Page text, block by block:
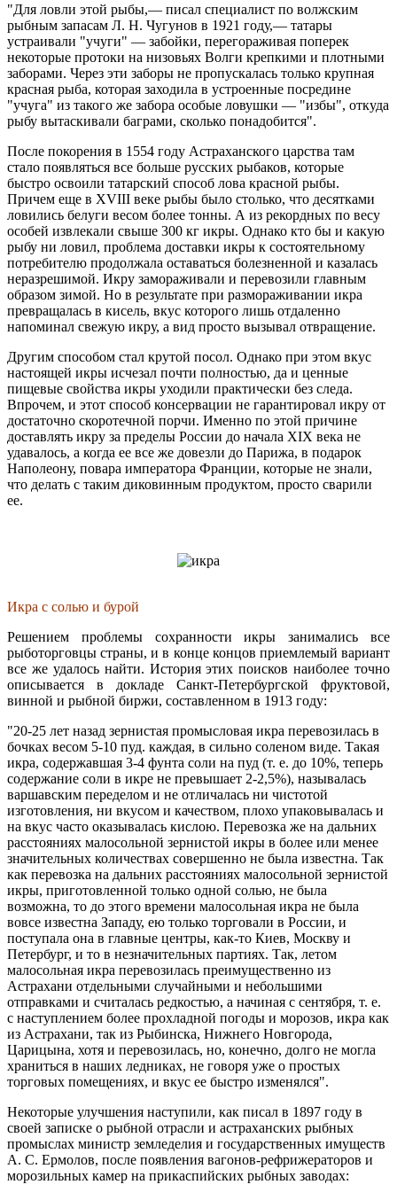
"Для ловли этой рыбы,— писал специалист по волжским
рыбным запасам Л. Н. Чугунов в 1921 году,— татары
устраивали "учуги" — забойки, перегораживая поперек
некоторые протоки на низовьях Волги крепкими и плотными
заборами. Через эти заборы не пропускалась только крупная
красная рыба, которая заходила в устроенные посредине
"учуга" из такого же забора особые ловушки — "избы", откуда
рыбу вытаскивали баграми, сколько понадобится".
После покорения в 1554 году Астраханского царства там
стало появляться все больше русских рыбаков, которые
быстро освоили татарский способ лова красной рыбы.
Причем еще в XVIII веке рыбы было столько, что десятками
ловились белуги весом более тонны. А из рекордных по весу
особей извлекали свыше 300 кг икры. Однако кто бы и какую
рыбу ни ловил, проблема доставки икры к состоятельному
потребителю продолжала оставаться болезненной и казалась
неразрешимой. Икру замораживали и перевозили главным
образом зимой. Но в результате при размораживании икра
превращалась в кисель, вкус которого лишь отдаленно
напоминал свежую икру, а вид просто вызывал отвращение.
Другим способом стал крутой посол. Однако при этом вкус
настоящей икры исчезал почти полностью, да и ценные
пищевые свойства икры уходили практически без следа.
Впрочем, и этот способ консервации не гарантировал икру от
достаточно скоротечной порчи. Именно по этой причине
доставлять икру за пределы России до начала XIX века не
удавалось, а когда ее все же довезли до Парижа, в подарок
Наполеону, повара императора Франции, которые не знали,
что делать с таким диковинным продуктом, просто сварили
ее.
Икра с солью и бурой
Решением проблемы сохранности икры занимались все
рыботорговцы страны, и в конце концов приемлемый вариант
все же удалось найти. История этих поисков наиболее точно
описывается в докладе Санкт-Петербургской фруктовой,
винной и рыбной биржи, составленном в 1913 году:
"20-25 лет назад зернистая промысловая икра перевозилась в
бочках весом 5-10 пуд. каждая, в сильно соленом виде. Такая
икра, содержавшая 3-4 фунта соли на пуд (т. е. до 10%, теперь
содержание соли в икре не превышает 2-2,5%), называлась
варшавским переделом и не отличалась ни чистотой
изготовления, ни вкусом и качеством, плохо упаковывалась и
на вкус часто оказывалась кислою. Перевозка же на дальних
расстояниях малосольной зернистой икры в более или менее
значительных количествах совершенно не была известна. Так
как перевозка на дальних расстояниях малосольной зернистой
икры, приготовленной только одной солью, не была
возможна, то до этого времени малосольная икра не была
вовсе известна Западу, ею только торговали в России, и
поступала она в главные центры, как-то Киев, Москву и
Петербург, и то в незначительных партиях. Так, летом
малосольная икра перевозилась преимущественно из
Астрахани отдельными случайными и небольшими
отправками и считалась редкостью, а начиная с сентября, т. е.
с наступлением более прохладной погоды и морозов, икра как
из Астрахани, так из Рыбинска, Нижнего Новгорода,
Царицына, хотя и перевозилась, но, конечно, долго не могла
храниться в наших ледниках, не говоря уже о простых
торговых помещениях, и вкус ее быстро изменялся".
Некоторые улучшения наступили, как писал в 1897 году в
своей записке о рыбной отрасли и астраханских рыбных
промыслах министр земледелия и государственных имуществ
А. С. Ермолов, после появления вагонов-рефрижераторов и
морозильных камер на прикаспийских рыбных заводах: